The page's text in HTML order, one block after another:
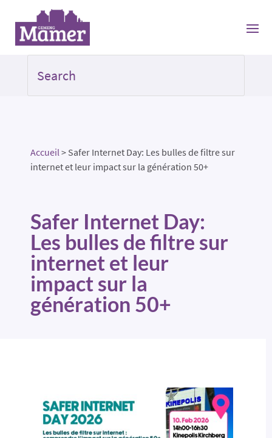
Accueil> Safer Internet Day: Les bulles de filtre sur
internet et leur impact sur la génération 50+
Safer Internet Day:
Les bulles de filtre sur
internet et leur
impact sur la
génération 50+